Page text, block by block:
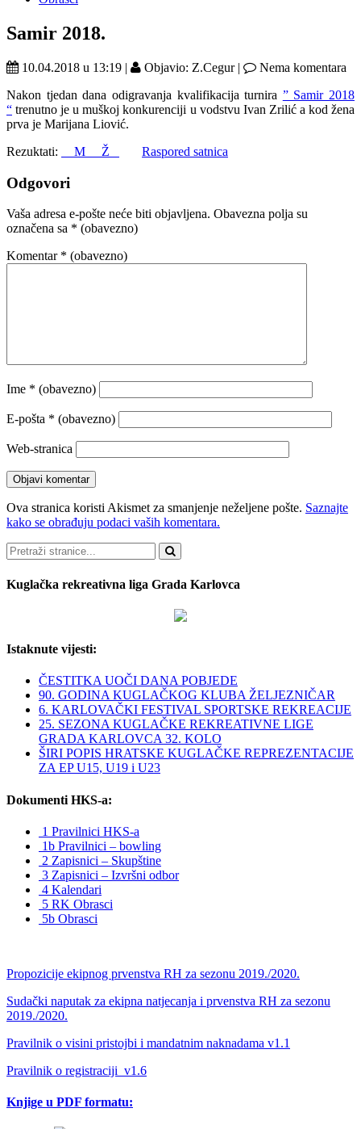
Samir 2018.
10.04.2018 u 13:19 | Objavio: Z.Cegur |
Nema komentara
Nakon tjedan dana odigravanja kvalifikacija turnira ” Samir 2018
“ trenutno je u muškoj konkurenciji u vodstvu Ivan Zrilić a kod žena
prva je Marijana Liović.
Rezuktati:
M Ž Raspored satnica
Odgovori
Vaša adresa e-pošte neće biti objavljena. Obavezna polja su
označena sa * (obavezno)
Komentar * (obavezno)
Ime * (obavezno)
E-pošta * (obavezno)
Web-stranica
Ova stranica koristi Akismet za smanjenje neželjene pošte. Saznajte
kako se obrađuju podaci vaših komentara.
Pretraži
Kuglačka rekreativna liga Grada Karlovca
Istaknute vijesti:
ČESTITKA UOČI DANA POBJEDE
90. GODINA KUGLAČKOG KLUBA ŽELJEZNIČAR
6. KARLOVAČKI FESTIVAL SPORTSKE REKREACIJE
25. SEZONA KUGLAČKE REKREATIVNE LIGE
GRADA KARLOVCA 32. KOLO
ŠIRI POPIS HRATSKE KUGLAČKE REPREZENTACIJE
ZA EP U15, U19 i U23
Dokumenti HKS-a:
1 Pravilnici HKS-a
1b Pravilnici – bowling
2 Zapisnici – Skupštine
3 Zapisnici – Izvršni odbor
4 Kalendari
5 RK Obrasci
5b Obrasci
Propozicije ekipnog prvenstva RH za sezonu 2019./2020.
Sudački naputak za ekipna natjecanja i prvenstva RH za sezonu
2019./2020.
Pravilnik o visini pristojbi i mandatnim naknadama v1.1
Pravilnik o registraciji_v1.6
Knjige u PDF formatu: